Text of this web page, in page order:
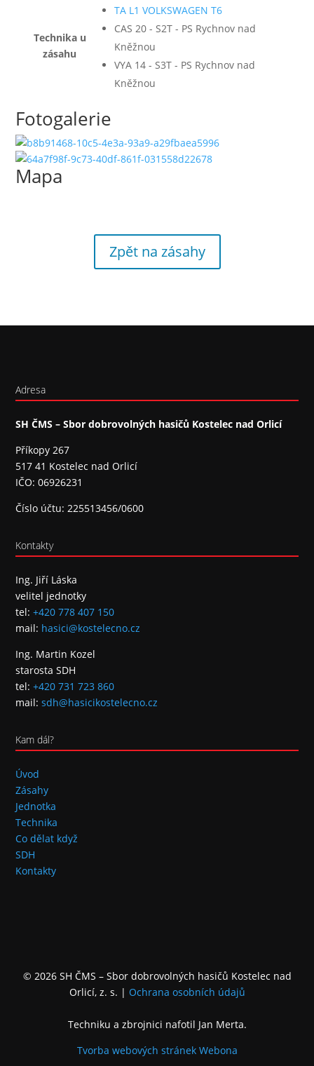
Technika u
zásahu
TA L1 VOLKSWAGEN T6
CAS 20 - S2T - PS Rychnov nad
Kněžnou
VYA 14 - S3T - PS Rychnov nad
Kněžnou
Fotogalerie
Mapa
Zpět na zásahy
Adresa
SH ČMS – Sbor dobrovolných hasičů Kostelec nad Orlicí
Příkopy 267
517 41 Kostelec nad Orlicí
IČO: 06926231
Číslo účtu: 225513456/0600
Kontakty
Ing. Jiří Láska
velitel jednotky
tel:+420 778 407 150
mail: hasici@kostelecno.cz
Ing. Martin Kozel
starosta SDH
tel:+420 731 723 860
mail:sdh@hasicikostelecno.cz
Kam dál?
Úvod
Zásahy
Jednotka
Technika
Co dělat když
SDH
Kontakty
© 2026 SH ČMS – Sbor dobrovolných hasičů Kostelec nad
Orlicí, z. s. | Ochrana osobních údajů
Techniku a zbrojnici nafotil Jan Merta.
Tvorba webových stránek Webona